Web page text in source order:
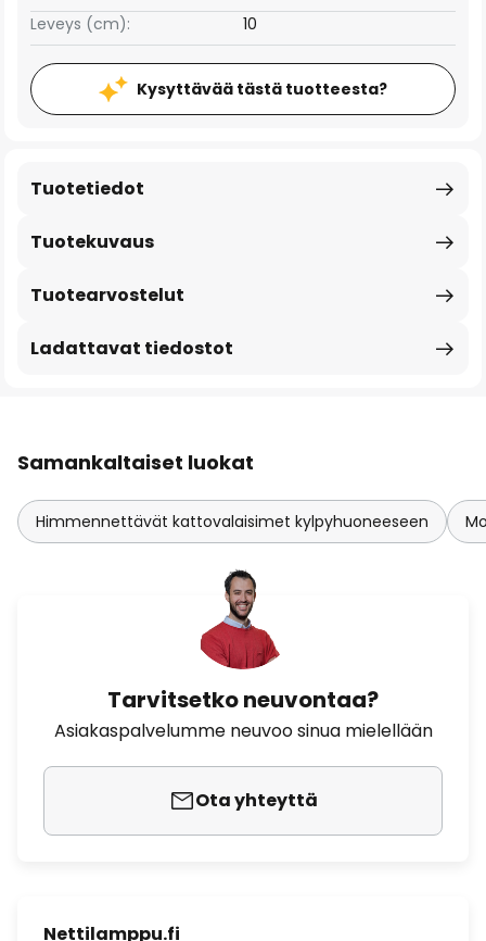
Leveys (cm): 10
Kysyttävää tästä tuotteesta?
Tuotekuvaus
Tuotetiedot
Tuotearvostelut
Ladattavat tiedostot
Samankaltaiset luokat
Himmennettävät kattovalaisimet kylpyhuoneeseen
Tarvitsetko neuvontaa?
Asiakaspalvelumme neuvoo sinua mielellään
Ota yhteyttä
Nettilamppu.fi